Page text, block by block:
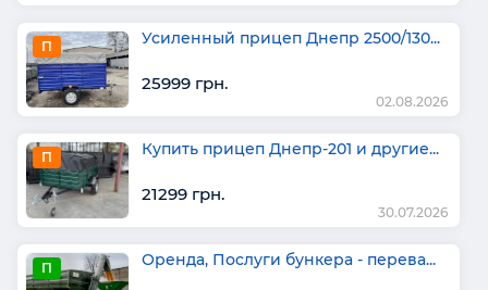
П Усиленный прицеп Днепр 2500/130...
25999 грн.
02.08.2026
П Купить прицеп Днепр-201 и другие...
21299 грн.
30.07.2026
П Оренда, Послуги бункера - перева...